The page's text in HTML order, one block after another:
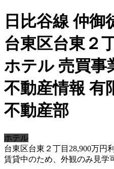
日比谷線 仲御
台東区台東２
ホテル 売買事
不動産情報 有
不動産部
ホテル
台東区台東２丁目 28,900万円
賃貸中のため、外観のみ見学